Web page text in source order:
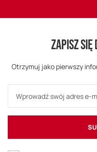
ZAPISZ SIĘ
Otrzymuj jako pierwszy